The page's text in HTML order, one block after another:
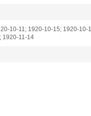
10-11; 1920-10-15; 1920-
1920-11-14